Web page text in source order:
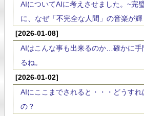
AIについてAIに考えさせました。~完
に、なぜ「不完全な人間」の音楽が輝
[2026-01-08]
AIはこんな事も出来るのか…確かに手
るね。
[2026-01-02]
AIにここまでされると・・・どうすれ
の？